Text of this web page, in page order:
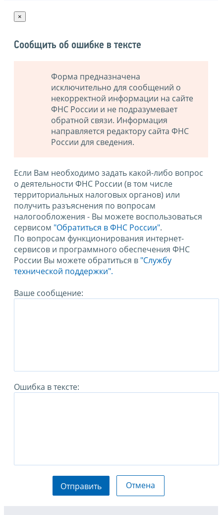
×
Сообщить об ошибке в тексте
Форма предназначена
исключительно для сообщений о
некорректной информации на сайте
ФНС России и не подразумевает
обратной связи. Информация
направляется редактору сайта ФНС
России для сведения.
Если Вам необходимо задать какой-либо вопрос
о деятельности ФНС России (в том числе
территориальных налоговых органов) или
получить разъяснения по вопросам
налогообложения - Вы можете воспользоваться
сервисом "Обратиться в ФНС России".
По вопросам функционирования интернет-
сервисов и программного обеспечения ФНС
России Вы можете обратиться в "Службу
технической поддержки".
Ваше сообщение:
Ошибка в тексте:
Отправить Отмена